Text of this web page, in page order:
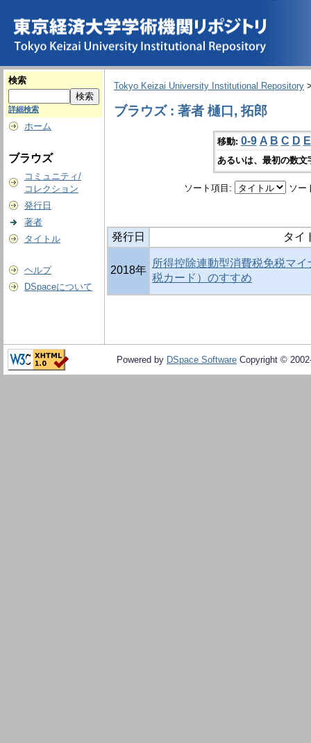
検索
詳細検索
ホーム
ブラウズ
コミュニティ/
コレクション
発行日
著者
タイトル
ヘルプ
DSpaceについて
Tokyo Keizai University Institutional Repository
ブラウズ : 著者 樋口, 拓郎
移動: 0-9 A B C D E
あるいは、最初の数
ソート項目: ソー
発行日 タイ
2018年
所得控除連動型消費税免税マ
税カード）のすすめ
Powered by DSpace Software Copyright ©